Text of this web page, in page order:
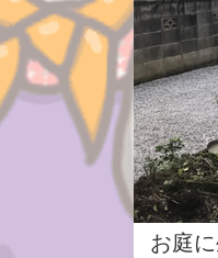
お庭